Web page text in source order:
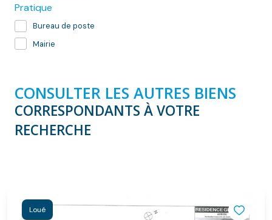
Pratique
Bureau de poste
Mairie
CONSULTER LES AUTRES BIENS
CORRESPONDANTS À VOTRE
RECHERCHE
Loué